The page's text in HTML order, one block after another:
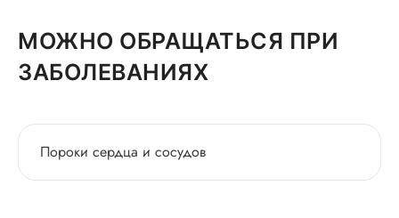
МОЖНО ОБРАЩАТЬСЯ ПРИ
ЗАБОЛЕВАНИЯХ
Пороки сердца и сосудов